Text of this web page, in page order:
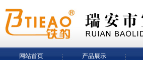
网站首页 产品展示